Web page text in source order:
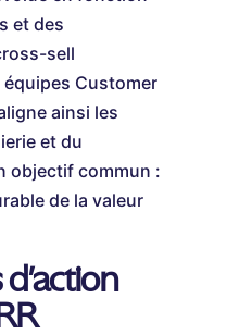
et des
sell
Customer
ainsi les
et du
objectif commun :
de la valeur
d'action